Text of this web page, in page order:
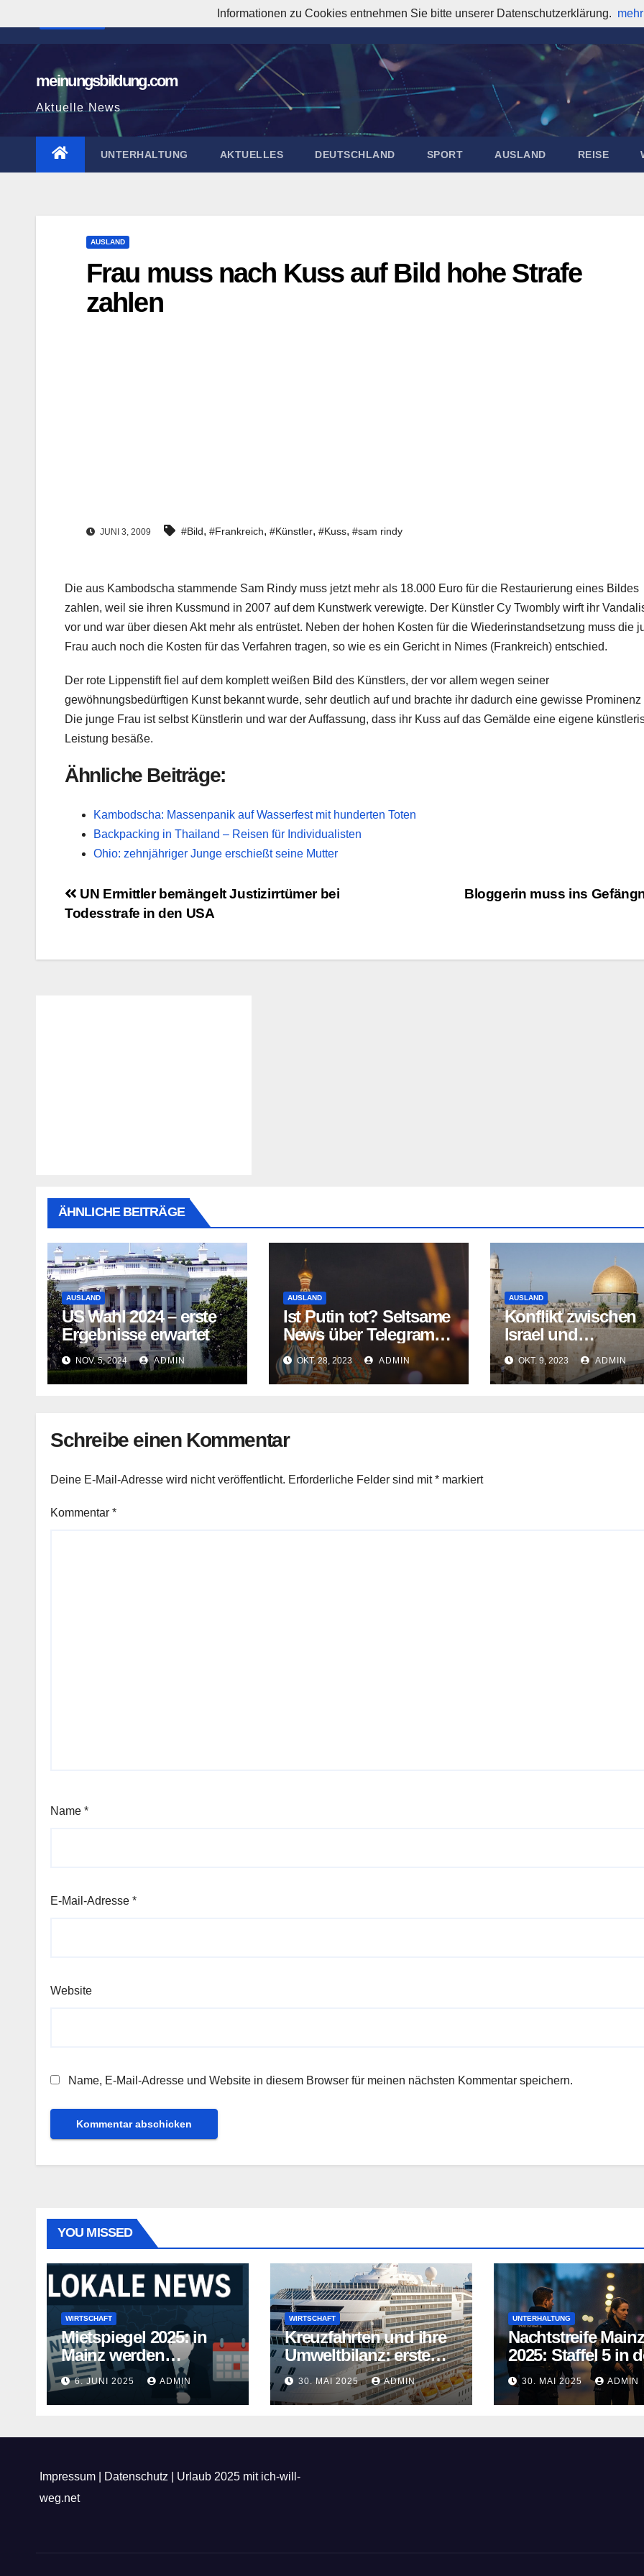
Inhalt
springen
meinungsbildung.com
Aktuelle News
UNTERHALTUNG AKTUELLES DEUTSCHLAND SPORT AUSLAND REISE
AUSLAND
Frau muss nach Kuss auf Bild hohe Strafe
zahlen
JUNI 3, 2009 #Bild, #Frankreich, #Künstler, #Kuss, #sam rindy
Die aus Kambodscha stammende Sam Rindy muss jetzt mehr als 18.000 Euro für die Restaurierung eines Bildes
zahlen, weil sie ihren Kussmund in 2007 auf dem Kunstwerk verewigte. Der Künstler Cy Twombly wirft ihr
vor und war über diesen Akt mehr als entrüstet. Neben der hohen Kosten für die Wiederinstandsetzung muss die
Frau auch noch die Kosten für das Verfahren tragen, so wie es ein Gericht in Nimes (Frankreich) entschied.
Der rote Lippenstift fiel auf dem komplett weißen Bild des Künstlers, der vor allem wegen seiner
gewöhnungsbedürftigen Kunst bekannt wurde, sehr deutlich auf und brachte ihr dadurch eine gewisse Prominenz
Die junge Frau ist selbst Künstlerin und war der Auffassung, dass ihr Kuss auf das Gemälde eine eigene
Leistung besäße.
Ähnliche Beiträge:
Kambodscha: Massenpanik auf Wasserfest mit hunderten Toten
Backpacking in Thailand – Reisen für Individualisten
Ohio: zehnjähriger Junge erschießt seine Mutter
Beitragsnavigation Bloggerin muss ins
UN Ermittler bemängelt Justizirrtümer bei
Todesstrafe in den USA
ÄHNLICHE BEITRÄGE
AUSLAND
US Wahl 2024 – erste
Ergebnisse erwartet
NOV. 5, 2024 ADMIN
AUSLAND
Ist Putin tot? Seltsame
News über Telegram-
Kanal verbreitet
OKT. 28, 2023 ADMIN
AUSLAND
Konflikt zwischen
Israel und
Palästinensern
traurigen
OKT. 9, 2023 ADMIN
Schreibe einen Kommentar
Deine E-Mail-Adresse wird nicht veröffentlicht. Erforderliche Felder sind mit* markiert
Kommentar *
Name *
E-Mail-Adresse *
Website
Name, E-Mail-Adresse und Website in diesem Browser für meinen nächsten Kommentar speichern.
YOU MISSED
WIRTSCHAFT
Mietspiegel 2025: in
Mainz werden
Mietwohnungen noch
teurer
6. JUNI 2025 ADMIN
WIRTSCHAFT
Kreuzfahrten und ihre
Umweltbilanz: erste
Kreuzfahrtschiffe
gehen neue Wege
30. MAI 2025 ADMIN
UNTERHALTUNG
Nachtstreife Mainz
2025: Staffel 5 in
ARD Mediathek
30. MAI 2025 ADMIN
Impressum Datenschutz
Urlaub 2025 mit ich-will-
weg.net
Informationen zu Cookies entnehmen Sie bitte unserer Datenschutzerklärung.